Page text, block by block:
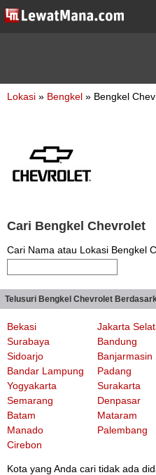
Lokasi » Bengkel » Bengkel
Cari Bengkel Chevrolet
Cari Nama atau Lokasi Bengkel
Telusuri Bengkel Chevrolet
Bekasi Jakarta
Surabaya
Bandung
Sidoarjo
Banjarmasin
Bandar Lampung
Padang
Yogyakarta
Surakarta
Semarang
Denpasar
Batam
Mataram
Manado
Palembang
Cirebon
Kota yang Anda cari tidak ada